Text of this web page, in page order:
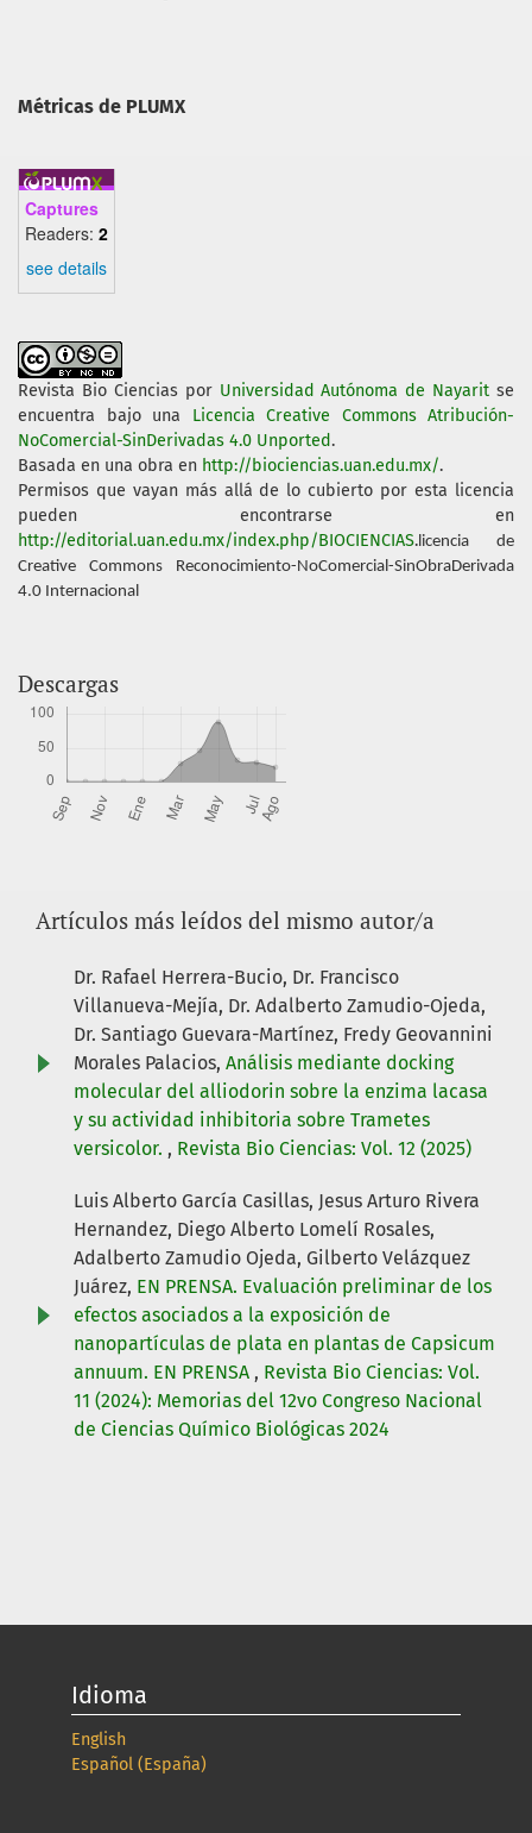
Métricas de PLUMX
Captures
Readers: 2
see details
Revista Bio Cienciaspor Universidad Autónoma de Nayarit se
encuentra bajo una Licencia Creative Commons Atribución-
NoComercial-SinDerivadas 4.0 Unported.
Basada en una obra en http://biociencias.uan.edu.mx/.
Permisos que vayan más allá de lo cubierto por esta licencia
pueden encontrarse en
http://editorial.uan.edu.mx/index.php/BIOCIENCIAS. licencia de
Creative Commons Reconocimiento-NoComercial-SinObraDerivada
4.0 Internacional
Descargas
Artículos más leídos del mismo autor/a
Dr. Rafael Herrera-Bucio, Dr. Francisco
Villanueva-Mejía, Dr. Adalberto Zamudio-Ojeda,
Dr. Santiago Guevara-Martínez, Fredy Geovannini
Morales Palacios, Análisis mediante docking
molecular del alliodorin sobre la enzima lacasa
y su actividad inhibitoria sobre Trametes
versicolor. , Revista Bio Ciencias: Vol. 12 (2025)
Luis Alberto García Casillas, Jesus Arturo Rivera
Hernandez, Diego Alberto Lomelí Rosales,
Adalberto Zamudio Ojeda, Gilberto Velázquez
Juárez, EN PRENSA. Evaluación preliminar de los
efectos asociados a la exposición de
nanopartículas de plata en plantas de Capsicum
annuum. EN PRENSA , Revista Bio Ciencias: Vol.
11 (2024): Memorias del 12vo Congreso Nacional
de Ciencias Químico Biológicas 2024
Idioma
English
Español (España)